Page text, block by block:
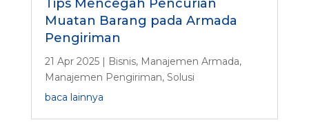
Tips Mencegah Pencurian
Muatan Barang pada Armada
Pengiriman
21 Apr 2025| Bisnis, Manajemen Armada,
Manajemen Pengiriman, Solusi
baca lainnya